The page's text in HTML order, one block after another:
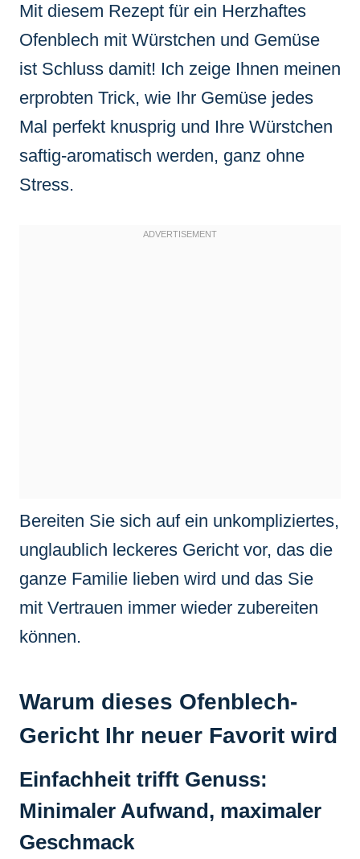
Mit diesem Rezept für ein Herzhaftes
Ofenblech mit Würstchen und Gemüse
ist Schluss damit! Ich zeige Ihnen meinen
erprobten Trick, wie Ihr Gemüse jedes
Mal perfekt knusprig und Ihre Würstchen
saftig-aromatisch werden, ganz ohne
Stress.
Bereiten Sie sich auf ein unkompliziertes,
unglaublich leckeres Gericht vor, das die
ganze Familie lieben wird und das Sie
mit Vertrauen immer wieder zubereiten
können.
Warum dieses Ofenblech-
Gericht Ihr neuer Favorit wird
Einfachheit trifft Genuss:
Minimaler Aufwand, maximaler
Geschmack